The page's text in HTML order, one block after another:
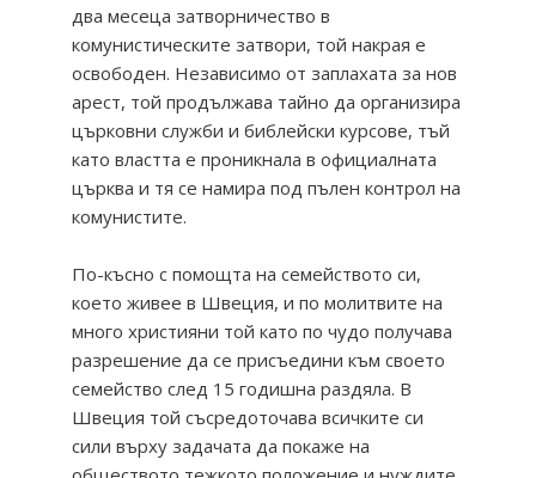
два месеца затворничество в
комунистическите затвори, той накрая е
освободен. Независимо от заплахата за нов
арест, той продължава тайно да организира
църковни служби и библейски курсове, тъй
като властта е проникнала в официалната
църква и тя се намира под пълен контрол на
комунистите.
По-късно с помощта на семейството си,
което живее в Швеция, и по молитвите на
много християни той като по чудо получава
разрешение да се присъедини към своето
семейство след 15 годишна раздяла. В
Швеция той съсредоточава всичките си
сили върху задачата да покаже на